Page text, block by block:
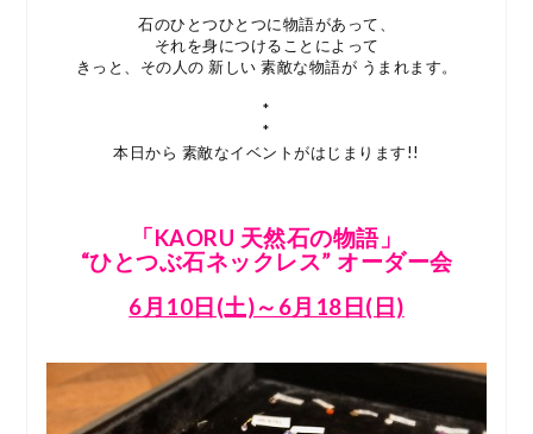
石のひとつひとつに物語があって、
それを身につけることによって
きっと、その人の 新しい 素敵な物語が うまれます。
*
*
本日から 素敵なイベントがはじまります!!
「KAORU 天然石の物語」
“ひとつぶ石ネックレス” オーダー会
6月10日(土)～6月18日(日)